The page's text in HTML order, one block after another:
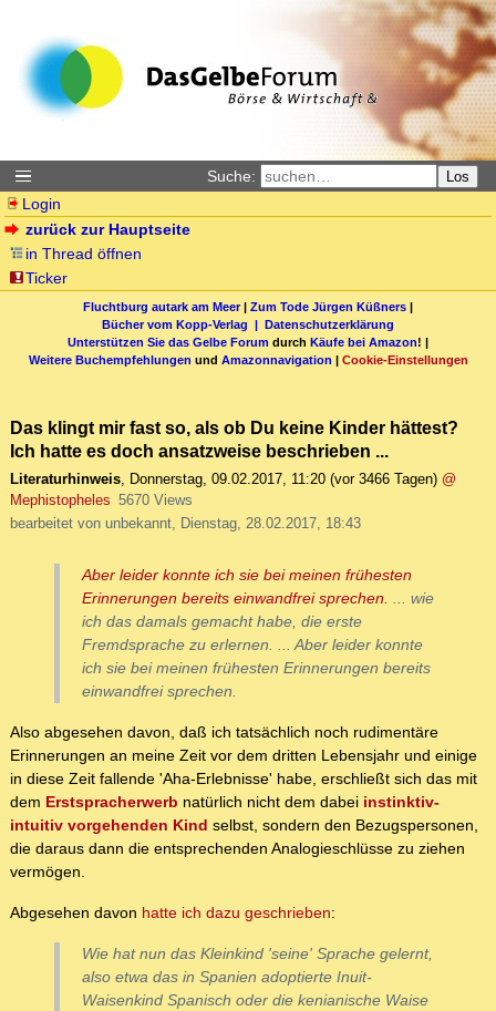
Suche: Los
Login
zurück zur Hauptseite
in Thread öffnen
Ticker
Fluchtburg autark am Meer| Zum Tode Jürgen Küßners |
Bücher vom Kopp-Verlag | Datenschutzerklärung
Unterstützen Sie das Gelbe Forum durch Käufe bei Amazon! |
Weitere Buchempfehlungen und Amazonnavigation | Cookie-Einstellungen
Das klingt mir fast so, als ob Du keine Kinder hättest?
Ich hatte es doch ansatzweise beschrieben ...
Literaturhinweis, Donnerstag, 09.02.2017, 11:20 (vor 3466 Tagen) @
Mephistopheles 5670 Views
bearbeitet von unbekannt, Dienstag, 28.02.2017, 18:43
Aber leider konnte ich sie bei meinen frühesten
Erinnerungen bereits einwandfrei sprechen. ... wie
ich das damals gemacht habe, die erste
Fremdsprache zu erlernen. ... Aber leider konnte
ich sie bei meinen frühesten Erinnerungen bereits
einwandfrei sprechen.
Also abgesehen davon, daß ich tatsächlich noch rudimentäre
Erinnerungen an meine Zeit vor dem dritten Lebensjahr und einige
in diese Zeit fallende 'Aha-Erlebnisse' habe, erschließt sich das mit
dem Erstspracherwerb natürlich nicht dem dabei instinktiv-
intuitiv vorgehenden Kind selbst, sondern den Bezugspersonen,
die daraus dann die entsprechenden Analogieschlüsse zu ziehen
vermögen.
Abgesehen davon hatte ich dazu geschrieben:
Wie hat nun das Kleinkind 'seine' Sprache gelernt,
also etwa das in Spanien adoptierte Inuit-
Waisenkind Spanisch oder die kenianische Waise